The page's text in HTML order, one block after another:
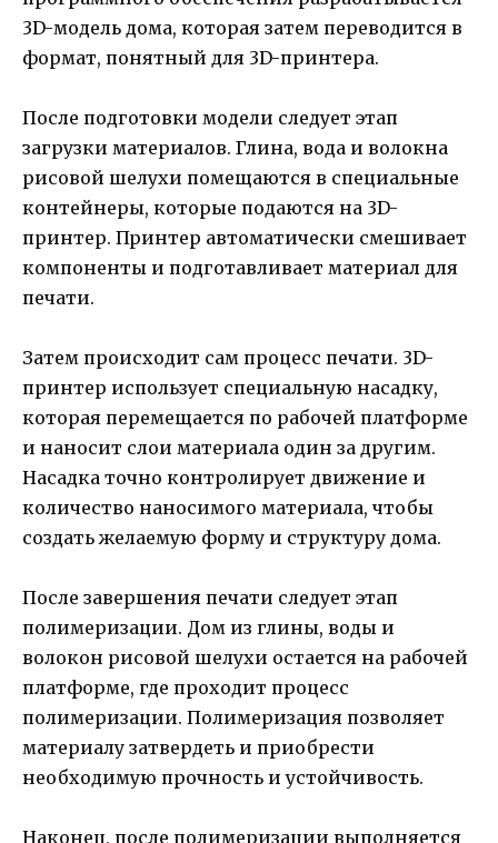
3D-модель дома, которая затем переводится в
формат, понятный для 3D-принтера.
После подготовки модели следует этап
загрузки материалов. Глина, вода и волокна
рисовой шелухи помещаются в специальные
контейнеры, которые подаются на 3D-
принтер. Принтер автоматически смешивает
компоненты и подготавливает материал для
печати.
Затем происходит сам процесс печати. 3D-
принтер использует специальную насадку,
которая перемещается по рабочей платформе
и наносит слои материала один за другим.
Насадка точно контролирует движение и
количество наносимого материала, чтобы
создать желаемую форму и структуру дома.
После завершения печати следует этап
полимеризации. Дом из глины, воды и
волокон рисовой шелухи остается на рабочей
платформе, где проходит процесс
полимеризации. Полимеризация позволяет
материалу затвердеть и приобрести
необходимую прочность и устойчивость.
Наконец, после полимеризации выполняется